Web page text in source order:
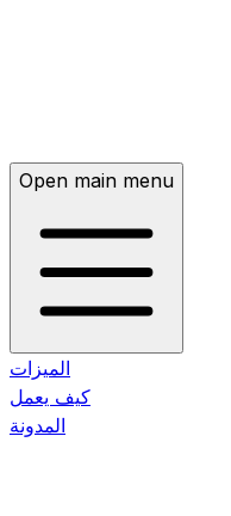
Open main menu
الميزات
كيف يعمل
المدونة